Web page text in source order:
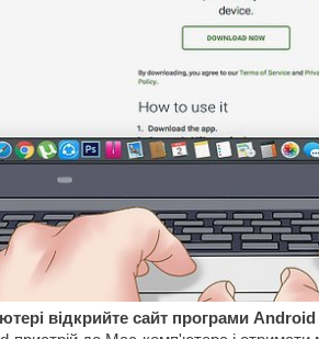
відкрийте сайт програми